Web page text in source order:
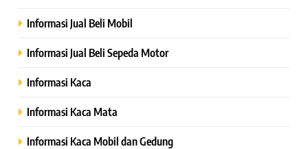
Informasi Jual Beli Mobil
Informasi Jual Beli Sepeda Motor
Informasi Kaca
Informasi Kaca Mata
Informasi Kaca Mobil dan Gedung